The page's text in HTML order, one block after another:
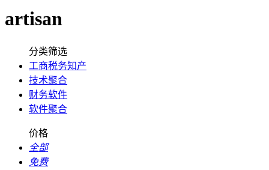
artisan
分类筛选
工商税务知产
技术聚合
财务软件
软件聚合
价格
全部
免费